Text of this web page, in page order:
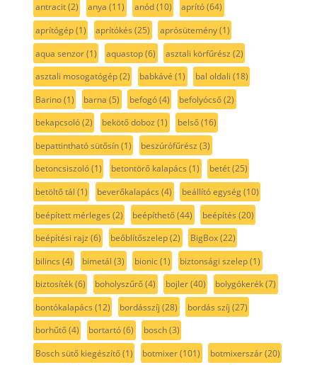
antracit(2) anya (11) anód(10) aprító(64)
aprítógép(1) aprítókés (25) aprósütemény(1)
aqua senzor(1) aquastop(6) asztali körfűrész (2)
asztali mosogatógép(2) babkávé (1) bal oldali (18)
Barino(1) barna (5) befogó(4) befolyócső(2)
bekapcsoló(2) bekötő doboz (1) belső(16)
bepattintható sütősín(1) beszúrófűrész (3)
betoncsiszoló(1) betontörő kalapács (1) betét(25)
betöltő tál (1) beverőkalapács (4) beállító egység(10)
beépített mérleges (2) beépíthető(44) beépítés (20)
beépítési rajz (6) beőblítőszelep(2) BigBox(22)
bilincs (4) bimetál (3) bionic(1) biztonsági szelep(1)
biztosíték(6) boholyszűrő(4) bojler(40) bolygókerék(7)
bontókalapács (12) bordásszíj (28) bordás szíj (27)
borhűtő(4) bortartó(6) bosch(3)
Bosch sütő kiegészítő(1) botmixer(101) botmixerszár(20)